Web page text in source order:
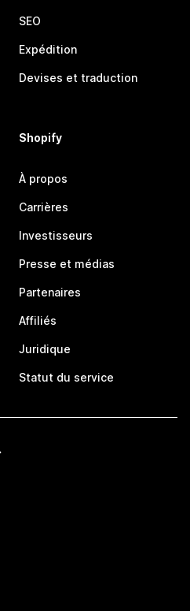
SEO
Expédition
Devises et traduction
Shopify
À propos
Carrières
Investisseurs
Presse et médias
Partenaires
Affiliés
Juridique
Statut du service